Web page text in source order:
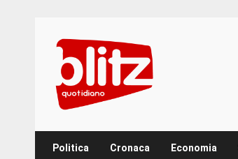
content
Politica Cronaca Economia